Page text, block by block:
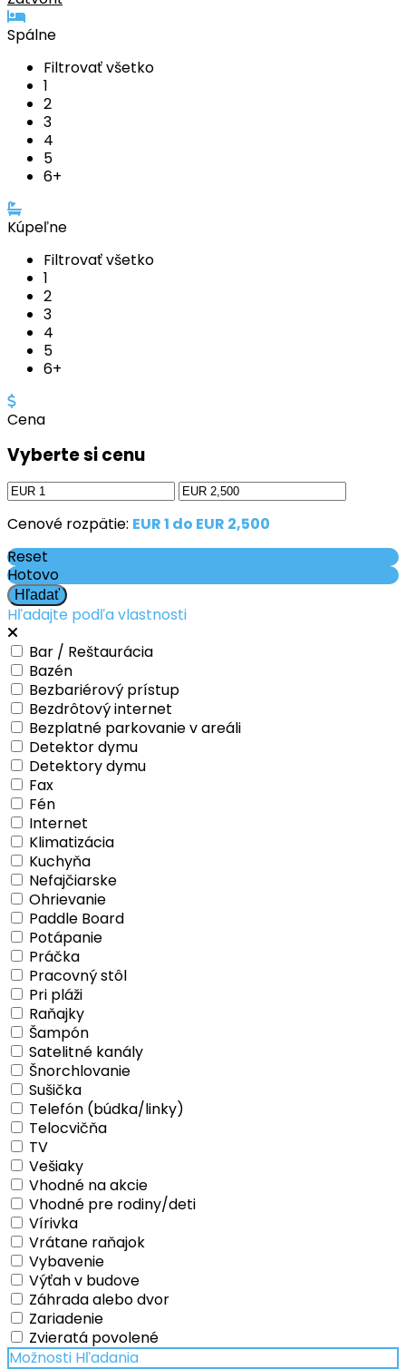
Spálne
Filtrovať všetko
1
2
3
4
5
6+
Kúpeľne
Filtrovať všetko
1
2
3
4
5
6+
Cena
Vyberte si cenu
Cenové rozpätie: EUR 1 do EUR 2,500
Reset
Hotovo
Hľadajte podľa vlastnosti
Bar / Reštaurácia
Bazén
Bezbariérový prístup
Bezdrôtový internet
Bezplatné parkovanie v areáli
Detektor dymu
Detektory dymu
Fax
Fén
Internet
Klimatizácia
Kuchyňa
Nefajčiarske
Ohrievanie
Paddle Board
Potápanie
Práčka
Pracovný stôl
Pri pláži
Raňajky
Šampón
Satelitné kanály
Šnorchlovanie
Sušička
Telefón (búdka/linky)
Telocvičňa
TV
Vešiaky
Vhodné na akcie
Vhodné pre rodiny/deti
Vírivka
Vrátane raňajok
Vybavenie
Výťah v budove
Záhrada alebo dvor
Zariadenie
Zvieratá povolené
Možnosti Hľadania